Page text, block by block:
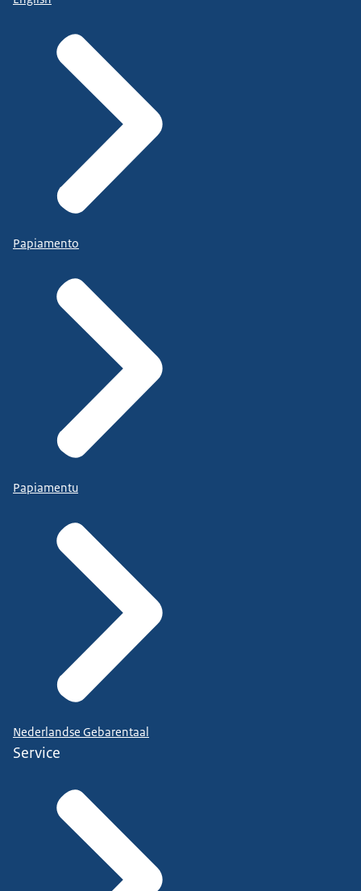
Papiamento
Papiamentu
Nederlandse Gebarentaal
Service